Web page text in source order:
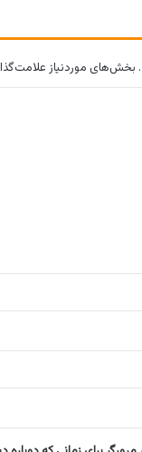
بخش‌های موردنیاز